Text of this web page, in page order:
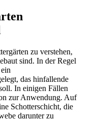
zu verstehen,
sind. In der Regel
das hinfallende
In einigen Fällen
zur Anwendung. Auf
Schotterschicht, die
darunter zu